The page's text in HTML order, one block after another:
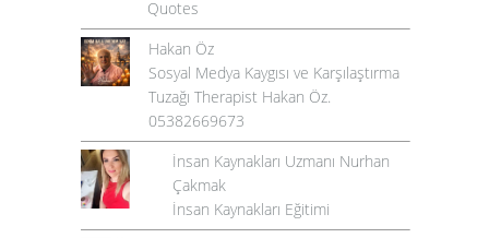
Quotes
Hakan Öz
Sosyal Medya Kaygısı ve Karşılaştırma
Tuzağı Therapist Hakan Öz.
05382669673
İnsan Kaynakları Uzmanı Nurhan
Çakmak
İnsan Kaynakları Eğitimi